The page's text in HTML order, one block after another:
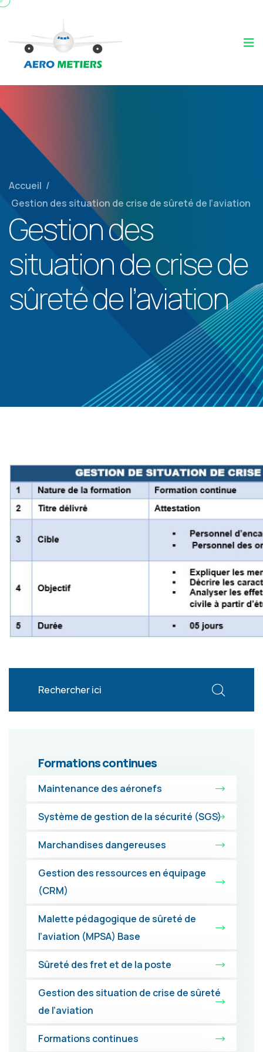
Accueil /
Gestion des situation de crise de sûreté de l’aviation
Gestion des
situation de crise de
sûreté de l’aviation
Formations continues
Maintenance des aéronefs
Système de gestion de la sécurité (SGS)
Marchandises dangereuses
Gestion des ressources en équipage
(CRM)
Malette pédagogique de sûreté de
l’aviation (MPSA) Base
Sûreté des fret et de la poste
Gestion des situation de crise de sûreté
de l’aviation
Formations continues